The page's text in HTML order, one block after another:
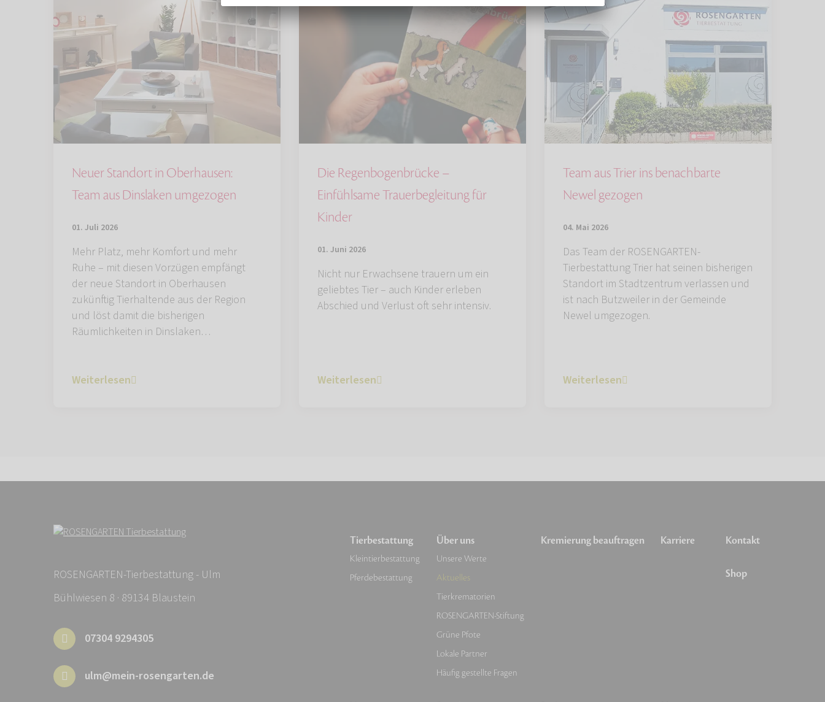
Neuer Standort in Oberhausen:
Team aus Dinslaken umgezogen
01. Juli 2026
Mehr Platz, mehr Komfort und mehr
Ruhe – mit diesen Vorzügen empfängt
der neue Standort in Oberhausen
zukünftig Tierhaltende aus der Region
und löst damit die bisherigen
Räumlichkeiten in Dinslaken…
Weiterlesen
Die Regenbogenbrücke –
Einfühlsame Trauerbegleitung für
Kinder
01. Juni 2026
Nicht nur Erwachsene trauern um ein
geliebtes Tier – auch Kinder erleben
Abschied und Verlust oft sehr intensiv.
Weiterlesen
Team aus Trier ins benachbarte
Newel gezogen
04. Mai 2026
Das Team der ROSENGARTEN-
Tierbestattung Trier hat seinen bisherigen
Standort im Stadtzentrum verlassen und
ist nach Butzweiler in der Gemeinde
Newel umgezogen.
Weiterlesen
ROSENGARTEN-Tierbestattung - Ulm
Bühlwiesen 8 · 89134 Blaustein
07304 9294305
ulm@mein-rosengarten.de
Tierbestattung
Kleintierbestattung
Pferdebestattung
Über uns
Unsere Werte
Aktuelles
Tierkrematorien
ROSENGARTEN-Stiftung
Grüne Pfote
Lokale Partner
Häufig gestellte Fragen
Kremierung beauftragen Karriere Kontakt
Shop